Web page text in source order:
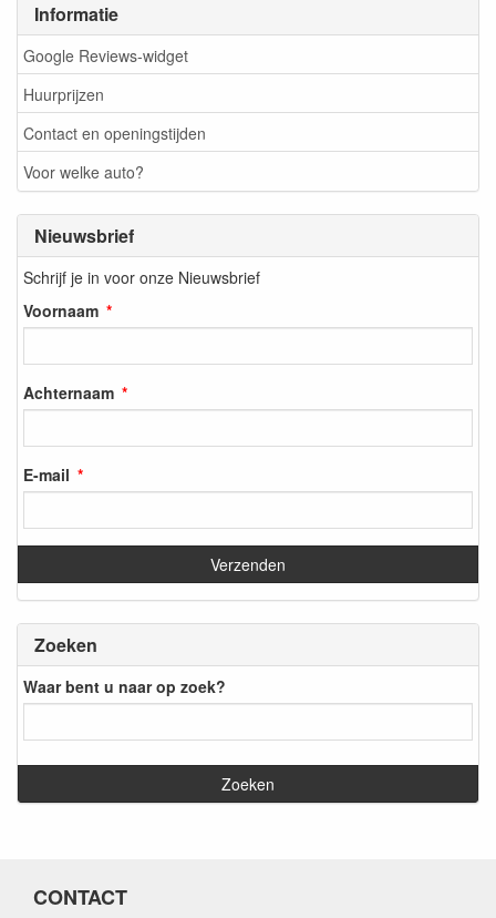
Informatie
Google Reviews-widget
Huurprijzen
Contact en openingstijden
Voor welke auto?
Nieuwsbrief
Schrijf je in voor onze Nieuwsbrief
Voornaam
Achternaam
E-mail
Zoeken
Waar bent u naar op zoek?
CONTACT